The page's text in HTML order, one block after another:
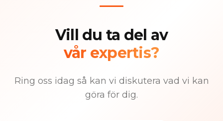
Vill du ta del av
vår expertis?
Ring oss idag så kan vi diskutera vad vi kan
göra för dig.